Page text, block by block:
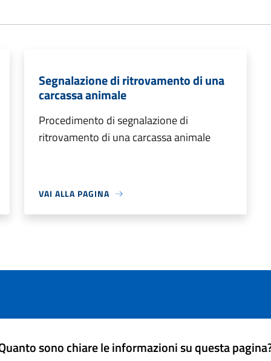
Segnalazione di ritrovamento di una
carcassa animale
Procedimento di segnalazione di
ritrovamento di una carcassa animale
VAI ALLA PAGINA
sono chiare le informazioni su questa